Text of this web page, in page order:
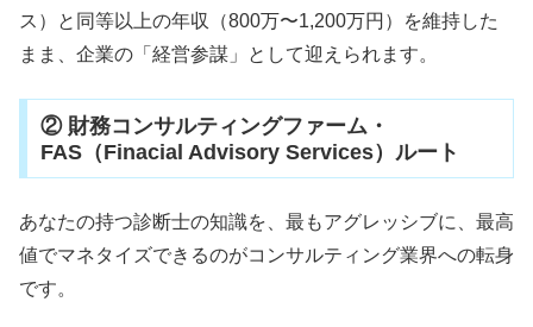
ス）と同等以上の年収（800万〜1,200万円）を維持した
まま、企業の「経営参謀」として迎えられます。
② 財務コンサルティングファーム・
FAS（Finacial Advisory Services）ルート
あなたの持つ診断士の知識を、最もアグレッシブに、最高
値でマネタイズできるのがコンサルティング業界への転身
です。